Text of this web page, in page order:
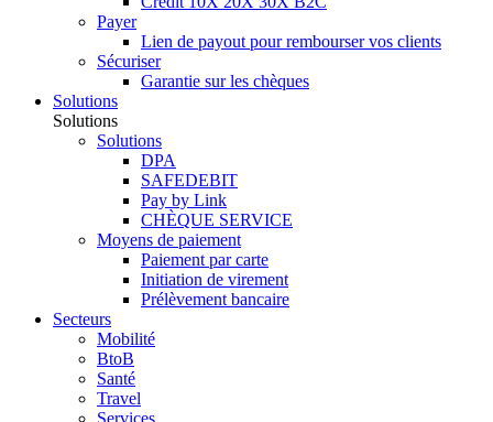
Payer
Lien de payout pour rembourser vos clients
Sécuriser
Garantie sur les chèques
Solutions
Solutions
Solutions
DPA
SAFEDEBIT
Pay by Link
CHÈQUE SERVICE
Moyens de paiement
Paiement par carte
Initiation de virement
Prélèvement bancaire
Secteurs
Mobilité
BtoB
Santé
Travel
Services